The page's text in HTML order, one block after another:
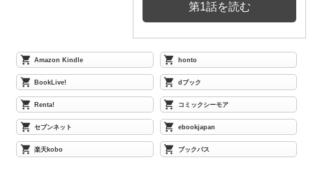
第1話を読む
Amazon Kindle honto
BookLive! dブック
Renta! コミックシーモア
セブンネット ebookjapan
楽天kobo ブックパス